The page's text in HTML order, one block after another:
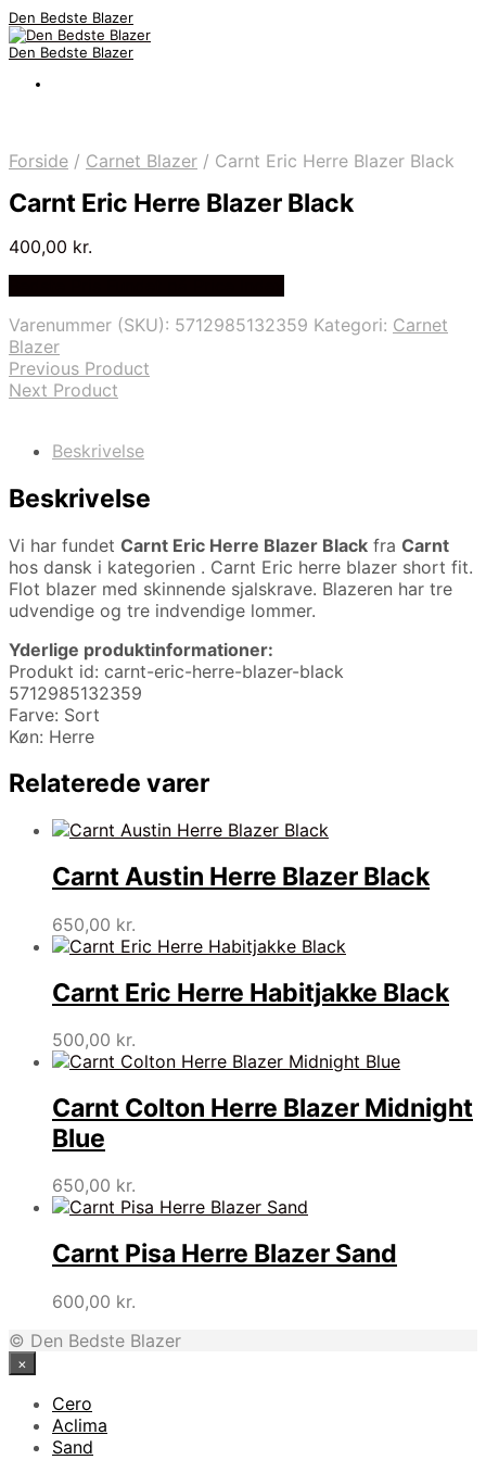
Den Bedste Blazer
Den Bedste Blazer
Forside / Carnet Blazer / Carnt Eric Herre Blazer Black
Carnt Eric Herre Blazer Black
400,00 kr.
Varenummer (SKU): 5712985132359 Kategori: Carnet
Blazer
Previous Product
Next Product
Beskrivelse
Beskrivelse
Vi har fundet Carnt Eric Herre Blazer Black fra Carnt
hos dansk i kategorien . Carnt Eric herre blazer short fit.
Flot blazer med skinnende sjalskrave. Blazeren har tre
udvendige og tre indvendige lommer.
Yderlige produktinformationer:
Produkt id: carnt-eric-herre-blazer-black
5712985132359
Farve: Sort
Køn: Herre
Relaterede varer
Carnt Austin Herre Blazer Black
650,00 kr.
Carnt Eric Herre Habitjakke Black
500,00 kr.
Carnt Colton Herre Blazer Midnight
Blue
650,00 kr.
Carnt Pisa Herre Blazer Sand
600,00 kr.
© Den Bedste Blazer
×
Cero
Aclima
Sand